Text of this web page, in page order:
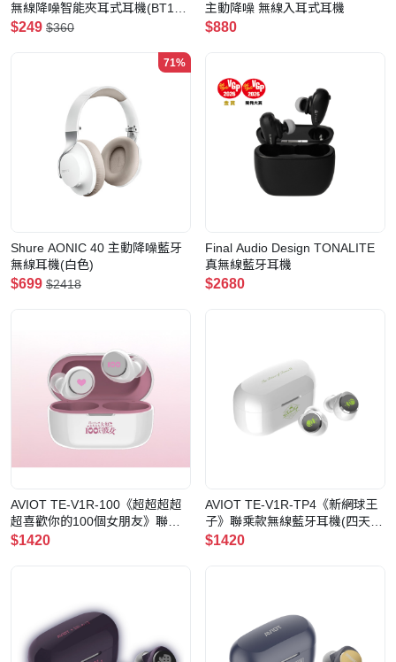
無線降噪智能夾耳式耳機(BT15)
(黑色)
$249 $360
主動降噪 無線入耳式耳機
$880
71%
Shure AONIC 40 主動降噪藍牙
無線耳機(白色)
$699 $2418
Final Audio Design TONALITE
真無線藍牙耳機
$2680
AVIOT TE-V1R-100《超超超超
超喜歡你的100個女朋友》聯乘
款無線藍牙耳機
$1420
AVIOT TE-V1R-TP4《新網球王
子》聯乘款無線藍牙耳機(四天寶
寺)
$1420